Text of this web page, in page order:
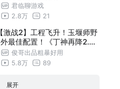
君临聊游戏
2.8万
21
【激战2】工程飞升！玉堰师野
外最佳配置！《丁神再降2.0
》和混子丁真说再见，高手丁
真进阶之路
俊哥出品粗暴好用
5.8万
89
展开